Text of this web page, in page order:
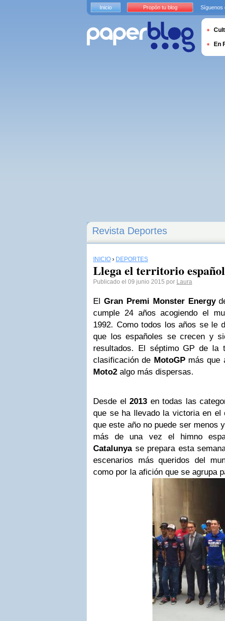
Revista Deportes
INICIO › DEPORTES
Llega el territorio
Publicado el 09 junio 2015 por Laura
El Gran Premi Monster Energy
cumple 24 años acogiendo el
1992. Como todos los años se le
que los españoles se crecen y
resultados. El séptimo GP de la
clasificación de MotoGPmás que
Moto2 algo más dispersas.
Desde el2013 en todas las
que se ha llevado la victoria en el
que este año no puede ser menos
más de una vez el himno
Catalunya se prepara esta
escenarios más queridos del
como por la afición que se agrupa
Inicio Propón tu blog Síguenos
En